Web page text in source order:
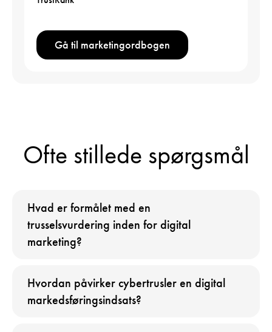
Gå til marketingordbogen
Ofte stillede spørgsmål
Hvad er formålet med en
trusselsvurdering inden for digital
marketing?
Hvordan påvirker cybertrusler en digital
markedsføringsindsats?